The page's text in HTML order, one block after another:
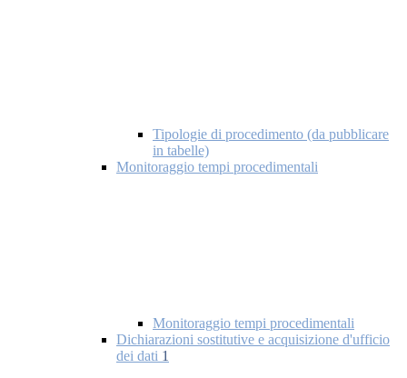
Tipologie di procedimento (da pubblicare
in tabelle)
Monitoraggio tempi procedimentali
Monitoraggio tempi procedimentali
Dichiarazioni sostitutive e acquisizione d'ufficio
dei dati 1